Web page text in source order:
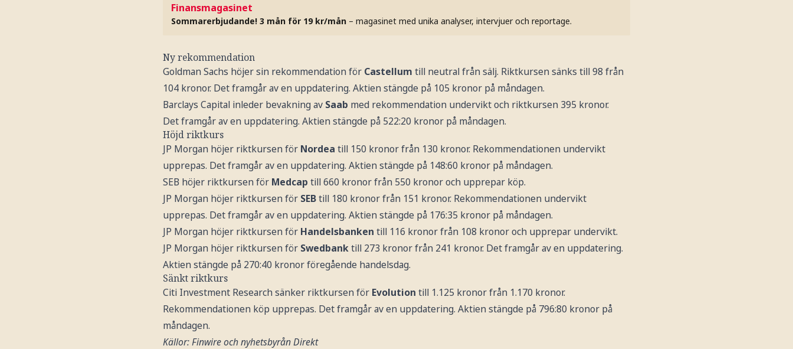
Finansmagasinet
Sommarerbjudande! 3 mån för 19 kr/mån – magasinet med unika analyser, intervjuer och reportage.
Ny rekommendation
Goldman Sachs höjer sin rekommendation för Castellum till neutral från sälj. Riktkursen sänks till 98 från
104 kronor. Det framgår av en uppdatering. Aktien stängde på 105 kronor på måndagen.
Barclays Capital inleder bevakning av Saab med rekommendation undervikt och riktkursen 395 kronor.
Det framgår av en uppdatering. Aktien stängde på 522:20 kronor på måndagen.
Höjd riktkurs
JP Morgan höjer riktkursen för Nordea till 150 kronor från 130 kronor. Rekommendationen undervikt
upprepas. Det framgår av en uppdatering. Aktien stängde på 148:60 kronor på måndagen.
SEB höjer riktkursen för Medcap till 660 kronor från 550 kronor och upprepar köp.
JP Morgan höjer riktkursen för SEBtill 180 kronor från 151 kronor. Rekommendationen undervikt
upprepas. Det framgår av en uppdatering. Aktien stängde på 176:35 kronor på måndagen.
JP Morgan höjer riktkursen för Handelsbanken till 116 kronor från 108 kronor och upprepar undervikt.
JP Morgan höjer riktkursen för Swedbanktill 273 kronor från 241 kronor. Det framgår av en uppdatering.
Aktien stängde på 270:40 kronor föregående handelsdag.
Sänkt riktkurs
Citi Investment Research sänker riktkursen för Evolution till 1.125 kronor från 1.170 kronor.
Rekommendationen köp upprepas. Det framgår av en uppdatering. Aktien stängde på 796:80 kronor på
måndagen.
Källor: Finwire och nyhetsbyrån Direkt